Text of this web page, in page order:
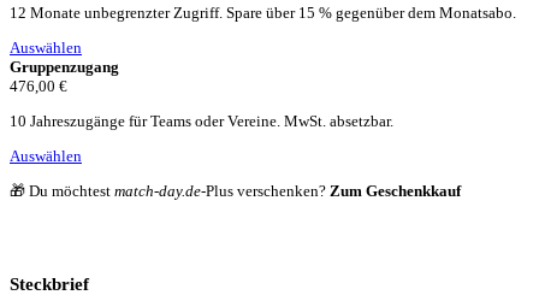
12 Monate unbegrenzter Zugriff. Spare über 15 % gegenüber dem Monatsabo.
Auswählen
Gruppenzugang
476,00 €
10 Jahreszugänge für Teams oder Vereine. MwSt. absetzbar.
Auswählen
🎁 Du möchtest match-day.de-Plus verschenken? Zum Geschenkkauf
Steckbrief